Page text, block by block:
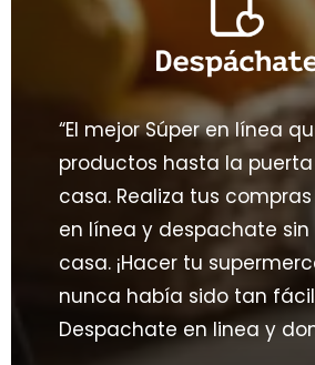
“El mejor Súper en línea
productos hasta la
casa. Realiza tus
en línea y despachate sin
casa. ¡Hacer tu
nunca había sido tan
Despachate en linea y